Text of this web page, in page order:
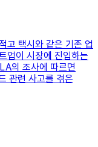
고 택시와 같은 기존 업
업이 시장에 진입하는
의 조사에 따르면
관련 사고를 겪은